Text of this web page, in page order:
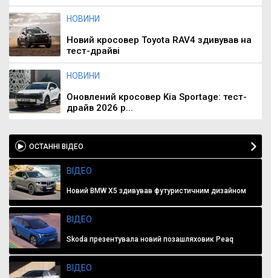
НОВИНИ
Новий кросовер Toyota RAV4 здивував на
тест-драйві
НОВИНИ
Оновлений кросовер Kia Sportage: тест-
драйв 2026 р...
ОСТАННІ ВІДЕО
ВІДЕО
Новий BMW X5 здивував футуристичним дизайном
ВІДЕО
Skoda презентувала новий позашляховик Peaq
ВІДЕО